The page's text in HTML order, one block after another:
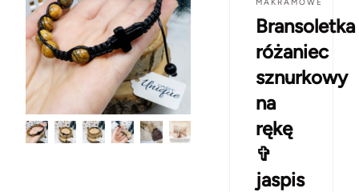
Bransoletka
różaniec
sznurkowy
na
rękę
✞
jaspis